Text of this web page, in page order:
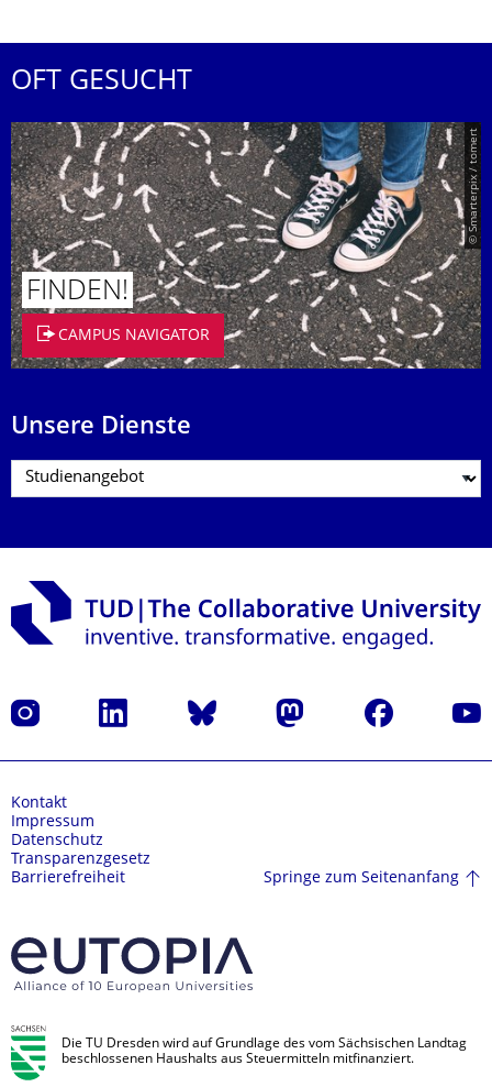
OFT GESUCHT
© Smarterpix / tomert
FINDEN!
CAMPUS NAVIGATOR
Unsere Dienste
Instagram LinkedIn Bluesky Mastodon Facebook
Kontakt
Impressum
Datenschutz
Transparenzgesetz
Barrierefreiheit
Springe zum Seitenanfang
Die TU Dresden wird auf Grundlage des vom Sächsischen Landtag
beschlossenen Haushalts aus Steuermitteln mitfinanziert.